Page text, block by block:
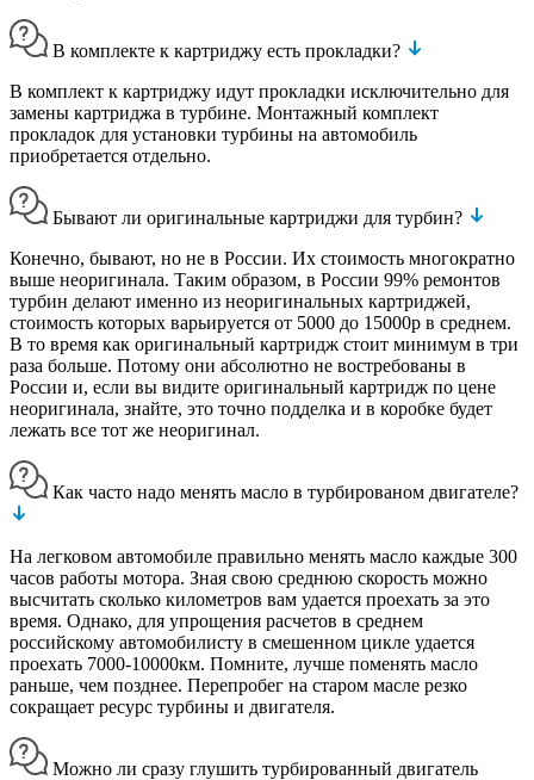
В комплекте к картриджу есть прокладки?
В комплект к картриджу идут прокладки исключительно для
замены картриджа в турбине. Монтажный комплект
прокладок для установки турбины на автомобиль
приобретается отдельно.
Бывают ли оригинальные картриджи для турбин?
Конечно, бывают, но не в России. Их стоимость многократно
выше неоригинала. Таким образом, в России 99% ремонтов
турбин делают именно из неоригинальных картриджей,
стоимость которых варьируется от 5000 до 15000р в среднем.
В то время как оригинальный картридж стоит минимум в три
раза больше. Потому они абсолютно не востребованы в
России и, если вы видите оригинальный картридж по цене
неоригинала, знайте, это точно подделка и в коробке будет
лежать все тот же неоригинал.
Как часто надо менять масло в турбированом двигателе?
На легковом автомобиле правильно менять масло каждые 300
часов работы мотора. Зная свою среднюю скорость можно
высчитать сколько километров вам удается проехать за это
время. Однако, для упрощения расчетов в среднем
российскому автомобилисту в смешенном цикле удается
проехать 7000-10000км. Помните, лучше поменять масло
раньше, чем позднее. Перепробег на старом масле резко
сокращает ресурс турбины и двигателя.
Можно ли сразу глушить турбированный двигатель